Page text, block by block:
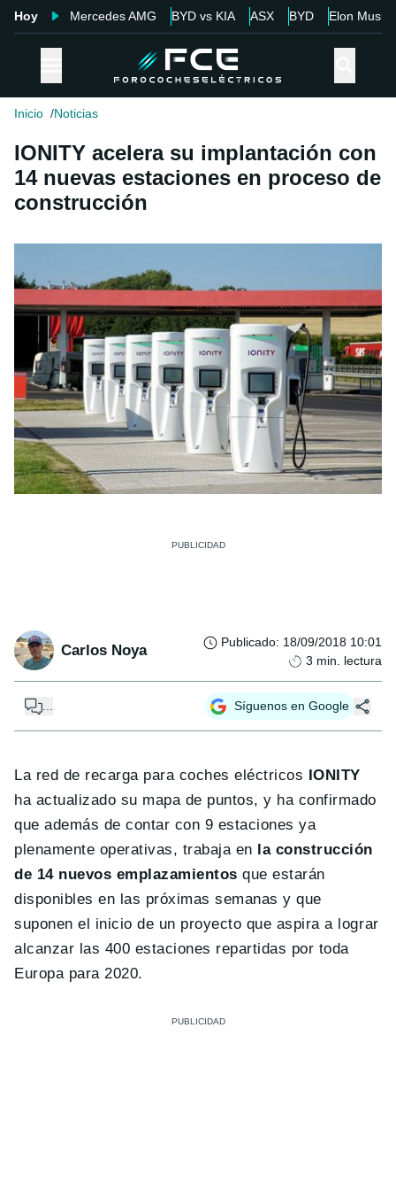
Hoy Mercedes AMG BYD vs KIA ASX BYD Elon Musk
Inicio Noticias
IONITY acelera su implantación con
14 nuevas estaciones en proceso de
construcción
Carlos Noya Publicado: 18/09/2018 10:01
3 min. lectura
Síguenos en Google
La red de recarga para coches eléctricos
IONITY
ha actualizado su mapa de puntos, y ha confirmado
que además de contar con 9 estaciones ya
plenamente operativas, trabaja en la construcción
de 14 nuevos emplazamientos que estarán
disponibles en las próximas semanas y que
suponen el inicio de un proyecto que aspira a lograr
alcanzar las 400 estaciones repartidas por toda
Europa para 2020.